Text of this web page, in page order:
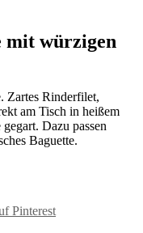
mit würzigen
Zartes Rinderfilet,
am Tisch in heißem
Dazu passen
Baguette.
Pinterest